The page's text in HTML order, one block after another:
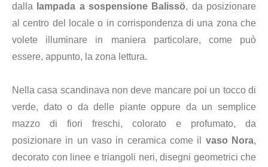
dalla
lampada a sospensione Balissö, da posizionare
al centro del locale o in corrispondenza di una zona che
volete illuminare in maniera particolare, come può
essere, appunto, la zona lettura.
Nella casa scandinava non deve mancare poi un tocco di
verde, dato o da delle piante oppure da un semplice
mazzo di fiori freschi, colorato e profumato, da
posizionare in un vaso in ceramica come il vaso Nora,
decorato con linee e triangoli neri, disegni geometrici che